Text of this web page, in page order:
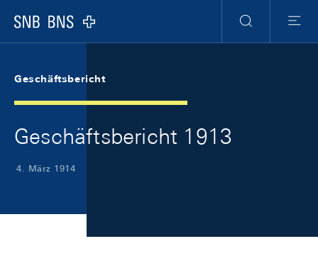
Logo
Suche
Menu
Geschäftsbericht
Geschäftsbericht 1913
4. März 1914